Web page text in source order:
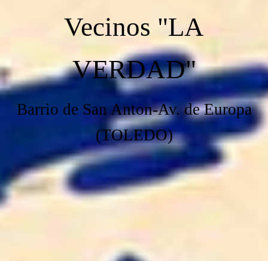
Vecinos "LA
VERDAD"
Barrio de San Anton-Av. de Europa
(TOLEDO)